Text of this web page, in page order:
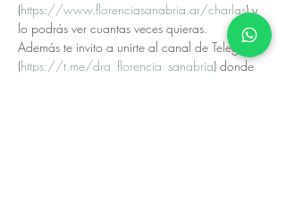
(https://www.florenciasanabria.ar/charlas) y
lo podrás ver cuantas veces quieras.
Además te invito a unirte al canal de Telegram
(https://t.me/dra_florencia_sanabria) donde